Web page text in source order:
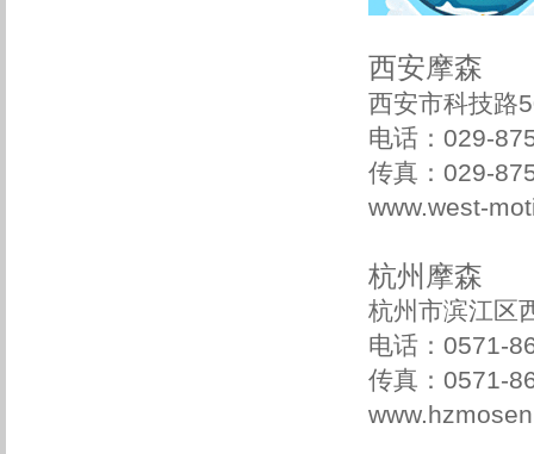
西安摩森
西安市科技路
电话：029-
传真：
杭州摩森
杭州市滨江区
电话：0571-
传真：0571-